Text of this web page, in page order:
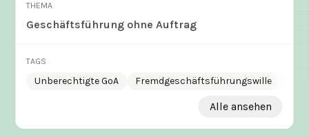
THEMA
Geschäftsführung ohne Auftrag
TAGS
Unberechtigte GoA Fremdgeschäftsführungswille
Alle ansehen